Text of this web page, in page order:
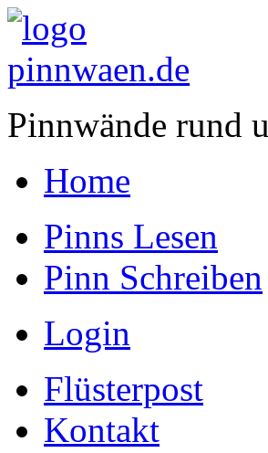
Pinnwände rund
Home
Pinns Lesen
Pinn Schreiben
Login
Flüsterpost
Kontakt